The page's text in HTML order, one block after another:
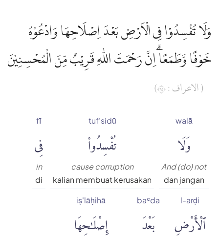
وَلَا تُفْسِدُوْا فِى الْاَرْضِ بَعْدَ اِصْلَاحِهَا وَادْعُوْهُ
خَوْفًا وَّطَمَعًاۗ اِنَّ رَحْمَتَ اللّٰهِ قَرِيْبٌ مِّنَ الْمُحْسِنِيْنَ
( الاعراف : ٥٦)
walā
وَلَا
And (do) not
dan jangan
tuf'sidū
تُفْسِدُوا۟
cause corruption
kalian membuat kerusakan
fī
فِى
in
di
l-arḍi
ٱلْأَرْضِ
baʿda
بَعْدَ
iṣ'lāḥihā
إِصْلَٰحِهَا